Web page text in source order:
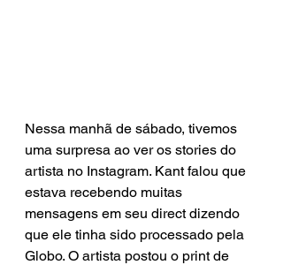
Nessa manhã de sábado, tivemos
uma surpresa ao ver os stories do
artista no Instagram. Kant falou que
estava recebendo muitas
mensagens em seu direct dizendo
que ele tinha sido processado pela
Globo. O artista postou o print de